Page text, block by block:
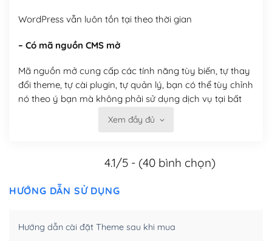
WordPress vẫn luôn tồn tại theo thời gian
– Có mã nguồn CMS mở
Mã nguồn mở cung cấp các tính năng tùy biến, tự thay
đổi theme, tự cài plugin, tự quản lý, bạn có thể tùy chỉnh
nó theo ý bạn mà không phải sử dụng dịch vụ tại bất
WordPress được thiết kế để thân thiện với SEO vì
Xem đầy đủ
4.1/5 - (40 bình chọn)
HƯỚNG DẪN SỬ DỤNG
Hướng dẫn cài đặt Theme sau khi mua